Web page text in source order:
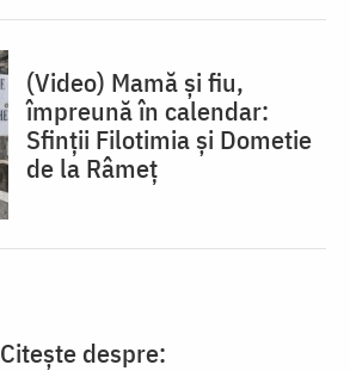
(Video) Mamă și fiu,
împreună în calendar:
Sfinții Filotimia și Dometie
de la Râmeț
Citește despre: